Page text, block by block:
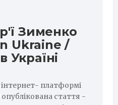
Зименко
Ukraine /
інтернет- платформі
стаття -